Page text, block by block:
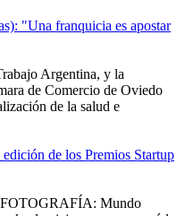
"Una franquicia es apostar
Argentina, y la
de Comercio de Oviedo
de la salud e
de los Premios Startup
Mundo